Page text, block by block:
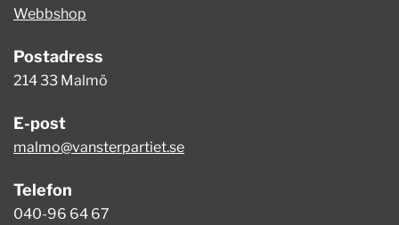
Webbshop
Postadress
214 33 Malmö
E-post
malmo@vansterpartiet.se
Telefon
040-96 64 67